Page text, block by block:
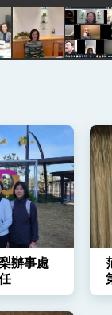
人滿意政府外交表
年談話 盼面對未
影片
亞利桑納州設立「
辦事處